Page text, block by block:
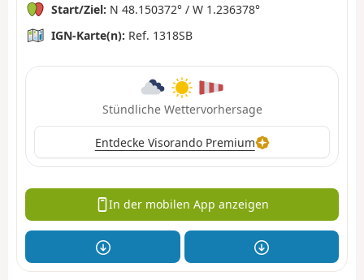
Start/Ziel: N 48.150372° / W 1.236378°
IGN-Karte(n): Ref. 1318SB
Stündliche Wettervorhersage
Entdecke Visorando Premium
In der mobilen App anzeigen